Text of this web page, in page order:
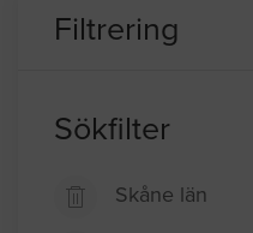
Filtrering
Sökfilter
Skåne län